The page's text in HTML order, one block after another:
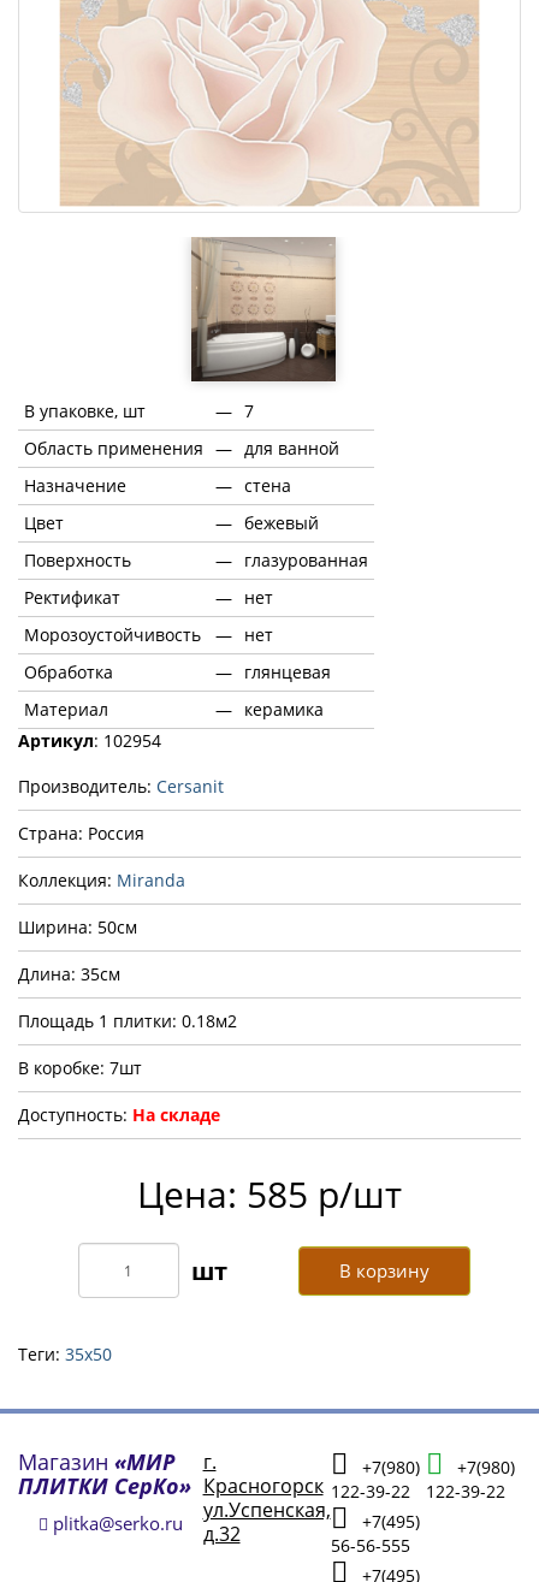
В упаковке, шт — 7
Область применения — для ванной
Назначение
— стена
Цвет
— бежевый
Поверхность
— глазурованная
Ректификат
— нет
Морозоустойчивость
— нет
Обработка
— глянцевая
Материал
— керамика
Артикул: 102954
Производитель: Cersanit
Страна: Россия
Коллекция: Miranda
Ширина: 50см
Длина: 35см
Площадь 1 плитки: 0.18м2
В коробке: 7шт
Доступность: На складе
Цена: 585 р/шт
В корзину
Теги: 35х50
Магазин «МИР
ПЛИТКИ СерКо»
plitka@serko.ru
г.
Красногорск
ул.Успенская,
д.32
+7(980)
122-39-22
+7(495)
56-56-555
+7(495)
+7(980)
122-39-22